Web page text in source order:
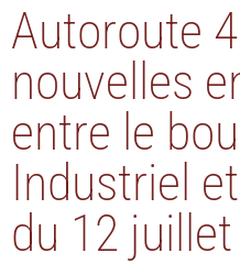
Autoroute
nouvelles
entre le
Industriel
du 12